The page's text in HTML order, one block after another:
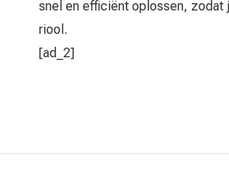
snel en efficiënt oplossen, zodat
riool.
[ad_2]